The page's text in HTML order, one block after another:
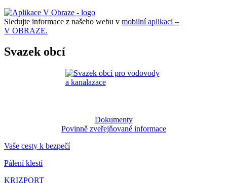
Sledujte informace z našeho webu v mobilní aplikaci –
V OBRAZE.
Svazek obcí
Dokumenty
Povinně zveřejňované informace
Vaše cesty k bezpečí
Pálení klestí
KRIZPORT